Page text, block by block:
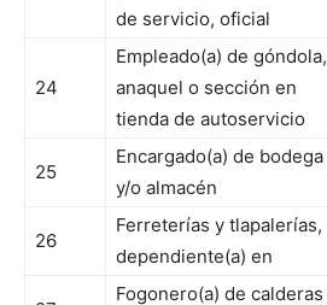
de servicio, oficial
24
Empleado(a) de góndola,
anaquel o sección en
tienda de autoservicio
25
Encargado(a) de bodega
y/o almacén
26
Ferreterías y tlapalerías,
dependiente(a) en
Fogonero(a) de calderas